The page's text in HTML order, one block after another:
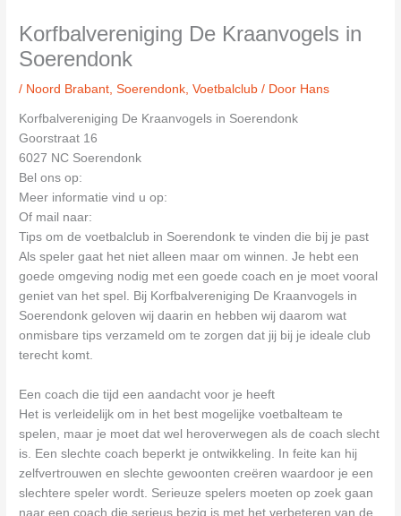
Korfbalvereniging De Kraanvogels in
Soerendonk
/ Noord Brabant ,Soerendonk ,Voetbalclub / Door Hans
Korfbalvereniging De Kraanvogels in Soerendonk
Goorstraat 16
6027 NC Soerendonk
Bel ons op:
Meer informatie vind u op:
Of mail naar:
Tips om de voetbalclub in Soerendonk te vinden die bij je past
Als speler gaat het niet alleen maar om winnen. Je hebt een
goede omgeving nodig met een goede coach en je moet vooral
geniet van het spel. Bij Korfbalvereniging De Kraanvogels in
Soerendonk geloven wij daarin en hebben wij daarom wat
onmisbare tips verzameld om te zorgen dat jij bij je ideale club
terecht komt.
Een coach die tijd een aandacht voor je heeft
Het is verleidelijk om in het best mogelijke voetbalteam te
spelen, maar je moet dat wel heroverwegen als de coach slecht
is. Een slechte coach beperkt je ontwikkeling. In feite kan hij
zelfvertrouwen en slechte gewoonten creëren waardoor je een
slechtere speler wordt. Serieuze spelers moeten op zoek gaan
naar een coach die serieus bezig is met het verbeteren van de